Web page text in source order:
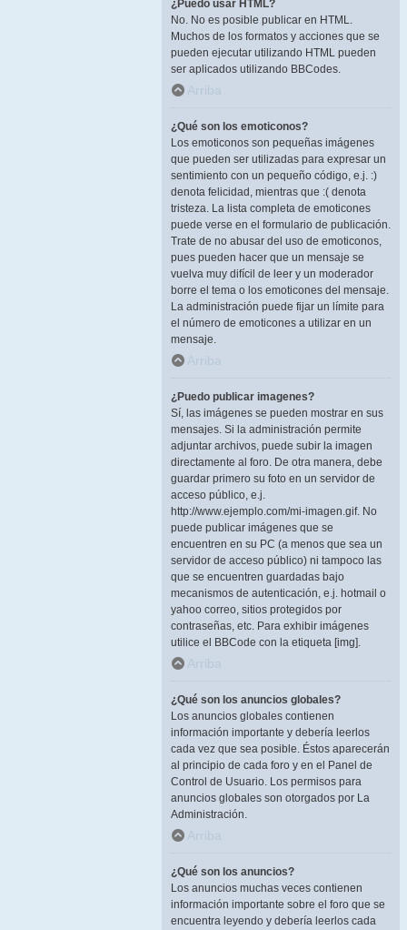
¿Puedo usar HTML?
No. No es posible publicar en HTML.
Muchos de los formatos y acciones que se
pueden ejecutar utilizando HTML pueden
ser aplicados utilizando BBCodes.
Arriba
¿Qué son los emoticonos?
Los emoticonos son pequeñas imágenes
que pueden ser utilizadas para expresar un
sentimiento con un pequeño código, e.j. :)
denota felicidad, mientras que :( denota
tristeza. La lista completa de emoticones
puede verse en el formulario de publicación.
Trate de no abusar del uso de emoticonos,
pues pueden hacer que un mensaje se
vuelva muy difícil de leer y un moderador
borre el tema o los emoticones del mensaje.
La administración puede fijar un límite para
el número de emoticones a utilizar en un
mensaje.
Arriba
¿Puedo publicar imagenes?
Sí, las imágenes se pueden mostrar en sus
mensajes. Si la administración permite
adjuntar archivos, puede subir la imagen
directamente al foro. De otra manera, debe
guardar primero su foto en un servidor de
acceso público, e.j.
http://www.ejemplo.com/mi-imagen.gif. No
puede publicar imágenes que se
encuentren en su PC (a menos que sea un
servidor de acceso público) ni tampoco las
que se encuentren guardadas bajo
mecanismos de autenticación, e.j. hotmail o
yahoo correo, sitios protegidos por
contraseñas, etc. Para exhibir imágenes
utilice el BBCode con la etiqueta [img].
Arriba
¿Qué son los anuncios globales?
Los anuncios globales contienen
información importante y debería leerlos
cada vez que sea posible. Éstos aparecerán
al principio de cada foro y en el Panel de
Control de Usuario. Los permisos para
anuncios globales son otorgados por La
Administración.
Arriba
¿Qué son los anuncios?
Los anuncios muchas veces contienen
información importante sobre el foro que se
encuentra leyendo y debería leerlos cada